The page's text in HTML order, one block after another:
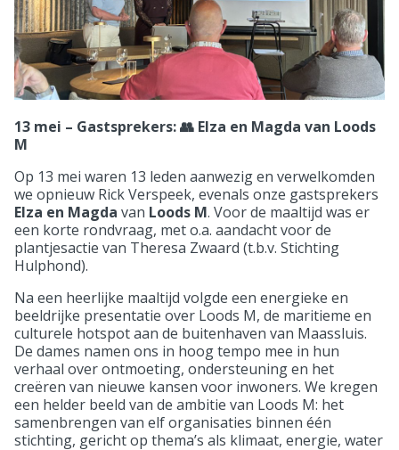
13 mei – Gastsprekers: 👥 Elza en Magda van Loods
M
Op 13 mei waren 13 leden aanwezig en verwelkomden
we opnieuw Rick Verspeek, evenals onze gastsprekers
Elza en Magda van Loods M. Voor de maaltijd was er
een korte rondvraag, met o.a. aandacht voor de
plantjesactie van Theresa Zwaard (t.b.v. Stichting
Hulphond).
Na een heerlijke maaltijd volgde een energieke en
beeldrijke presentatie over Loods M, de maritieme en
culturele hotspot aan de buitenhaven van Maassluis.
De dames namen ons in hoog tempo mee in hun
verhaal over ontmoeting, ondersteuning en het
creëren van nieuwe kansen voor inwoners. We kregen
een helder beeld van de ambitie van Loods M: het
samenbrengen van elf organisaties binnen één
stichting, gericht op thema’s als klimaat, energie, water